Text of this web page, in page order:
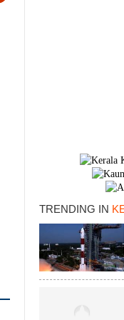
TRENDING IN
×